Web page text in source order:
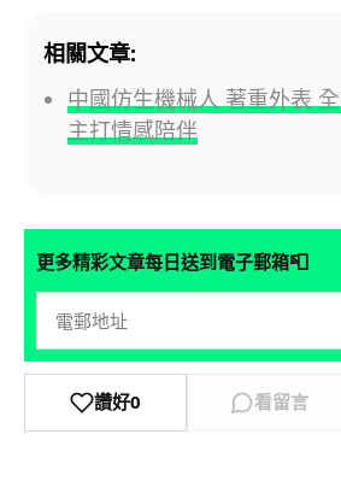
相關文章:
中國仿生機械人 著重外表
主打情感陪伴
更多精彩文章每日送到電子郵箱📮
讚好0 看留言